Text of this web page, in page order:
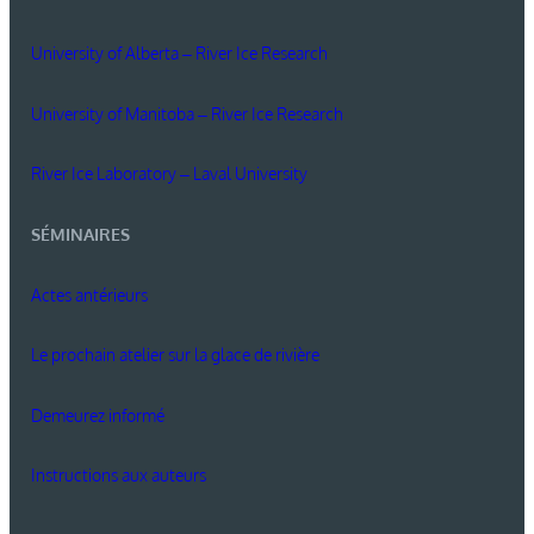
University of Alberta – River Ice Research
University of Manitoba – River Ice Research
River Ice Laboratory – Laval University
SÉMINAIRES
Actes antérieurs
Le prochain atelier sur la glace de rivière
Demeurez informé
Instructions aux auteurs